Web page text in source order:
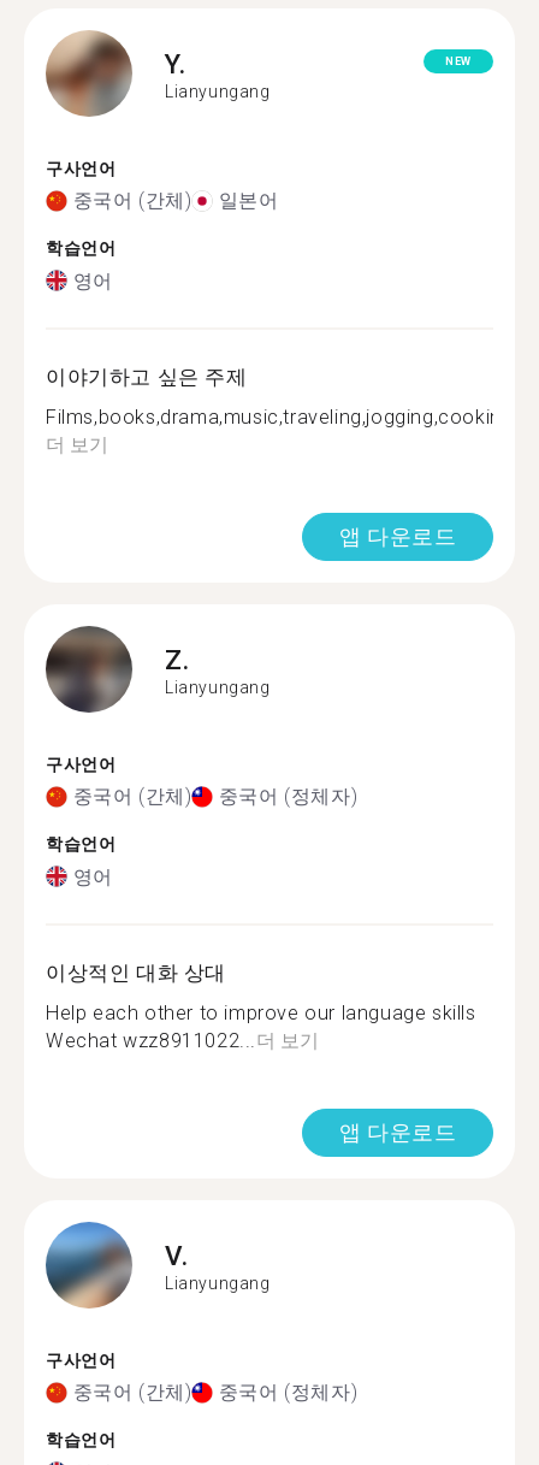
Y.
Lianyungang
NEW
구사언어
중국어 (간체) 일본어
학습언어
영어
이야기하고 싶은 주제
Films,books,drama,music,traveling,jogging,cooking...
더 보기
앱 다운로드
Z.
Lianyungang
구사언어
중국어 (간체) 중국어 (정체자)
학습언어
영어
이상적인 대화 상대
Help each other to improve our language skills
Wechat wzz8911022... 더 보기
앱 다운로드
V.
Lianyungang
구사언어
중국어 (간체) 중국어 (정체자)
학습언어